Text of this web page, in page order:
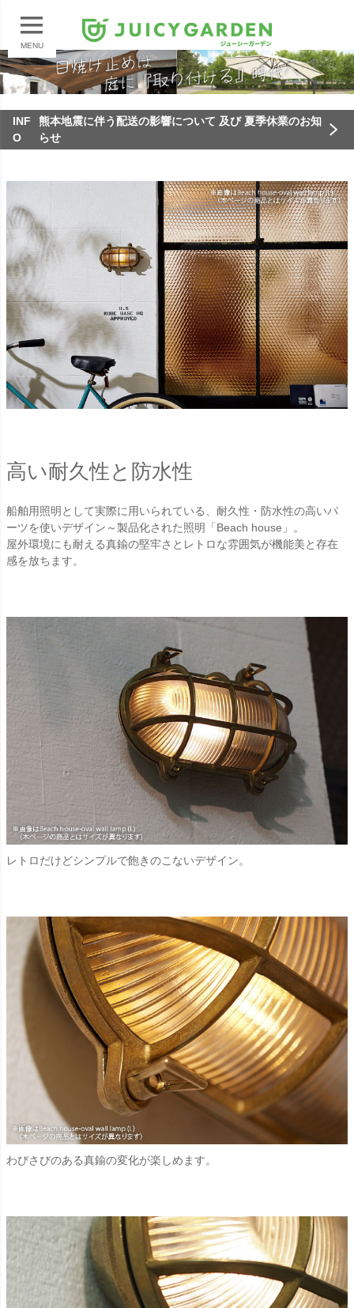
MENU
INF
O
熊本地震に伴う配送の影響について 及び 夏季休業のお知
らせ
高い耐久性と防水性
船舶用照明として実際に用いられている、耐久性・防水性の高いパ
ーツを使いデザイン～製品化された照明「Beach house」。
屋外環境にも耐える真鍮の堅牢さとレトロな雰囲気が機能美と存在
感を放ちます。
レトロだけどシンプルで飽きのこないデザイン。
わびさびのある真鍮の変化が楽しめます。